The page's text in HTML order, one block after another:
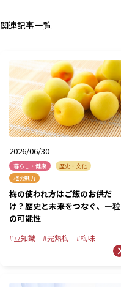
関連記事一覧
2026/06/30
暮らし・健康
歴史・文化
梅の魅力
梅の使われ方はご飯のお供だ
け？歴史と未来をつなぐ、一粒
の可能性
豆知識 完熟梅 梅味